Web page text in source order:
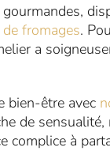
fromages.
a
bien-être avec
de sensualité,
complice à